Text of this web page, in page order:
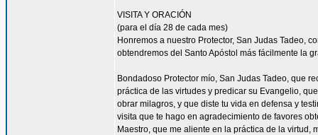
VISITA Y ORACIÓN
(para el día 28 de cada mes)
Honremos a nuestro Protector, San Judas Tadeo,
obtendremos del Santo Apóstol más fácilmente la
Bondadoso Protector mío, San Judas Tadeo, que
práctica de las virtudes y predicar su Evangelio,
obrar milagros, y que diste tu vida en defensa y
visita que te hago en agradecimiento de favores
Maestro, que me aliente en la práctica de la